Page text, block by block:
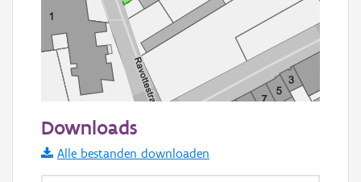
Informatie Vlaanderen
i
Downloads
Alle bestanden downloaden